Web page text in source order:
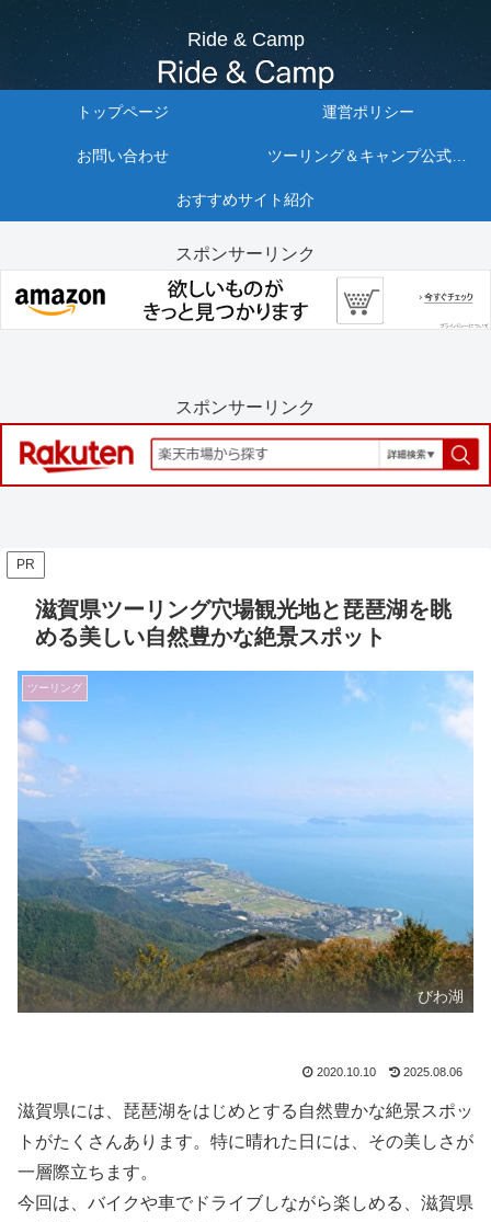
Ride & Camp
トップページ 運営ポリシー
お問い合わせ ツーリング＆キャンプ公式リンクまとめ10選
おすすめサイト紹介
スポンサーリンク
スポンサーリンク
PR
滋賀県ツーリング穴場観光地と琵琶湖を眺
める美しい自然豊かな絶景スポット
ツーリング
びわ湖
2020.10.10 2025.08.06
滋賀県には、琵琶湖をはじめとする自然豊かな絶景スポッ
トがたくさんあります。特に晴れた日には、その美しさが
一層際立ちます。
今回は、バイクや車でドライブしながら楽しめる、滋賀県